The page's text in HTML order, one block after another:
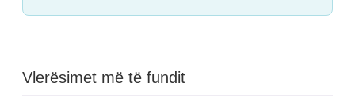
Vlerësimet më të fundit